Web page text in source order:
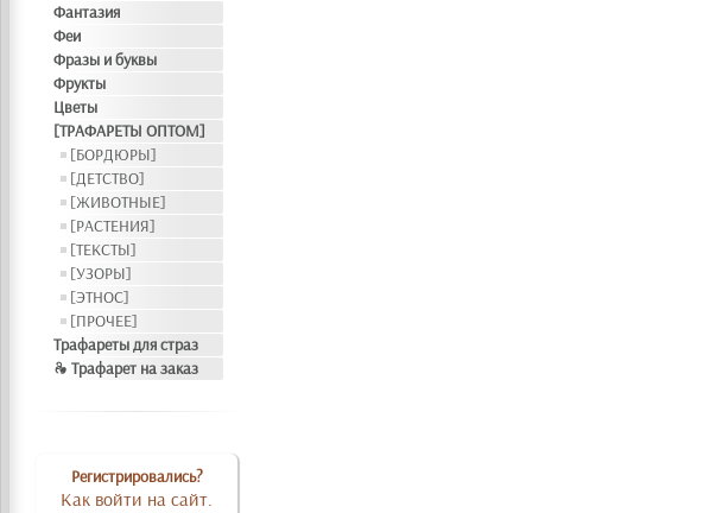
Фантазия
Феи
Фразы и буквы
Фрукты
Цветы
[ТРАФАРЕТЫ ОПТОМ]
[БОРДЮРЫ]
[ДЕТСТВО]
[ЖИВОТНЫЕ]
[РАСТЕНИЯ]
[ТЕКСТЫ]
[УЗОРЫ]
[ЭТНОС]
[ПРОЧЕЕ]
Трафареты для страз
❧ Трафарет на заказ
Регистрировались?
Как войти на сайт.